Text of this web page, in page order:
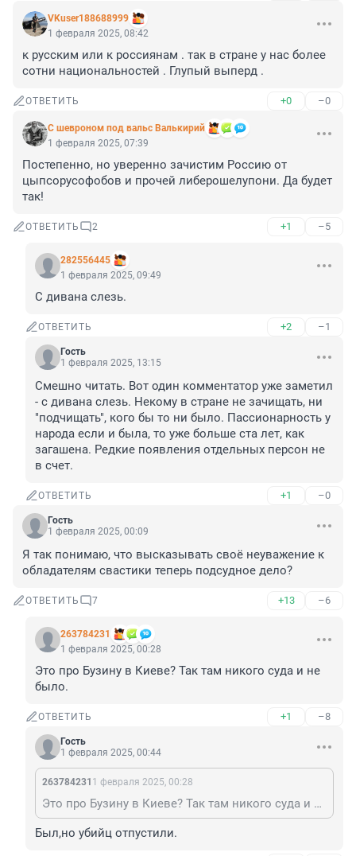
VKuser188688999
1 февраля 2025, 08:42
к русским или к россиянам . так в стране у нас более
сотни национальностей . Глупый выперд .
ОТВЕТИТЬ +0 –0
С шевроном под вальс Валькирий
1 февраля 2025, 07:39
Постепенно, но уверенно зачистим Россию от
цыпсорусофобов и прочей либерошелупони. Да будет
так!
ОТВЕТИТЬ 2 +1 –5
282556445
1 февраля 2025, 09:49
С дивана слезь.
ОТВЕТИТЬ +2 –1
Гость
1 февраля 2025, 13:15
Смешно читать. Вот один комментатор уже заметил
- с дивана слезь. Некому в стране не зачищать, ни
"подчищать", кого бы то ни было. Пассионарность у
народа если и была, то уже больше ста лет, как
загашена. Редкие появления отдельных персон не
в счет.
ОТВЕТИТЬ +1 –0
Гость
1 февраля 2025, 00:09
Я так понимаю, что высказывать своё неуважение к
обладателям свастики теперь подсудное дело?
ОТВЕТИТЬ 7 +13 –6
263784231
1 февраля 2025, 00:28
Это про Бузину в Киеве? Так там никого суда и не
было.
ОТВЕТИТЬ +1 –8
Гость
1 февраля 2025, 00:44
263784231 1 февраля 2025, 00:28
Это про Бузину в Киеве? Так там никого суда и не было.
Был,но убийц отпустили.